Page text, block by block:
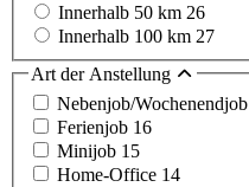
Innerhalb 50 km 26
Innerhalb 100 km 27
Art der Anstellung
Nebenjob/Wochenendjob
Ferienjob 16
Minijob 15
Home-Office 14